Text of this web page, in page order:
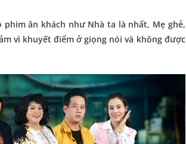
ăn khách như Nhà ta là nhất, Mẹ ghẻ,
vì khuyết điểm ở giọng nói và không được